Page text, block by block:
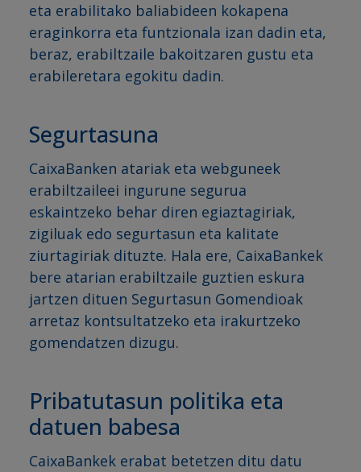
eta erabilitako baliabideen kokapena
eraginkorra eta funtzionala izan dadin eta,
beraz, erabiltzaile bakoitzaren gustu eta
erabileretara egokitu dadin.
Segurtasuna
CaixaBanken atariak eta webguneek
erabiltzaileei ingurune segurua
eskaintzeko behar diren egiaztagiriak,
zigiluak edo segurtasun eta kalitate
ziurtagiriak dituzte. Hala ere, CaixaBankek
bere atarian erabiltzaile guztien eskura
jartzen dituen Segurtasun Gomendioak
arretaz kontsultatzeko eta irakurtzeko
gomendatzen dizugu.
Pribatutasun politika eta
datuen babesa
CaixaBankek erabat betetzen ditu datu